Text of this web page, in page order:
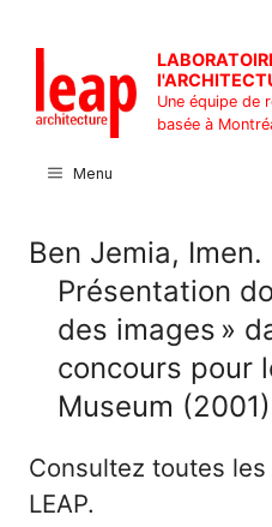
contenu
Une équipe de
basée à
Menu
Ben Jemia, Imen.
Présentation
des images »
concours pour
Museum
Consultez toutes
LEAP.